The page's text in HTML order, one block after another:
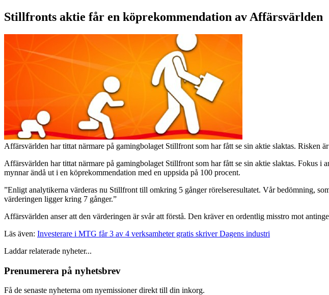
Stillfronts aktie får en köprekommendation av Affärsvärlden
Affärsvärlden har tittat närmare på gamingbolaget Stillfront som har fått se sin aktie slaktas. Risken
Affärsvärlden har tittat närmare på gamingbolaget Stillfront som har fått se sin aktie slaktas. Fokus
mynnar ändå ut i en köprekommendation med en uppsida på 100 procent.
”Enligt analytikerna värderas nu Stillfront till omkring 5 gånger rörelseresultatet. Vår bedömning,
värderingen ligger kring 7 gånger.”
Affärsvärlden anser att den värderingen är svår att förstå. Den kräver en ordentlig misstro mot
Läs även: Investerare i MTG får 3 av 4 verksamheter gratis skriver Dagens industri
Laddar relaterade nyheter...
Prenumerera på nyhetsbrev
Få de senaste nyheterna om nyemissioner direkt till din inkorg.